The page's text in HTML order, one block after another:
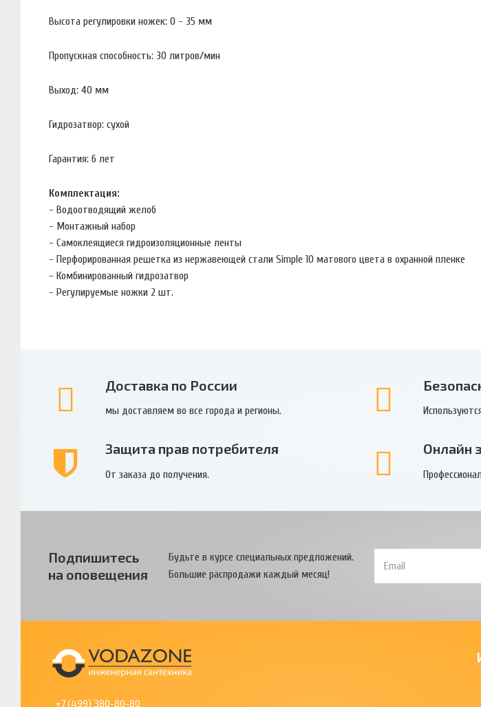
Высота регулировки ножек: 0 - 35 мм
Пропускная способность: 30 литров/мин
Выход: 40 мм
Гидрозатвор: сухой
Гарантия: 6 лет
Комплектация:
- Водоотводящий желоб
- Монтажный набор
- Самоклеящиеся гидроизоляционные ленты
- Перфорированная решетка из нержавеющей стали Simple 10 матового цвета в охранной пленке
- Комбинированный гидрозатвор
- Регулируемые ножки 2 шт.
Доставка по России
мы доставляем во все города и регионы.
Защита прав потребителя
От заказа до получения.
Онлайн
Подпишитесь
на оповещения
Будьте в курсе специальных предложений.
Большие распродажи каждый месяц!
+7 (499) 380-80-80